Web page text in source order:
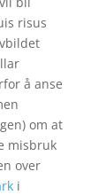
risus
å anse
om at
misbruk
over
i